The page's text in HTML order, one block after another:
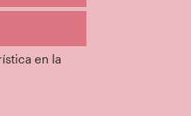
en la